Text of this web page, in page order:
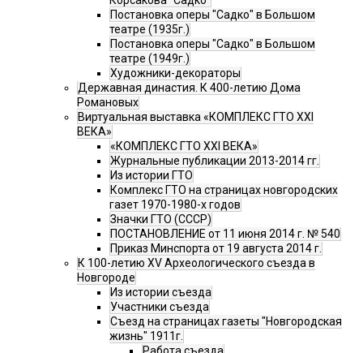
Постановка оперы "Садко" в Большом
театре (1935г.)
Постановка оперы "Садко" в Большом
театре (1949г.)
Художники-декораторы
Державная династия. К 400-летию Дома
Романовых
Виртуальная выставка «КОМПЛЕКС ГТО XXI
ВЕКА»
«КОМПЛЕКС ГТО XXI ВЕКА»
Журнальные публикации 2013-2014 гг.
Из истории ГТО
Комплекс ГТО на страницах новгородских
газет 1970-1980-х годов
Значки ГТО (СССР)
ПОСТАНОВЛЕНИЕ от 11 июня 2014 г. № 540
Приказ Минспорта от 19 августа 2014 г.
К 100-летию XV Археологического съезда в
Новгороде
Из истории съезда
Участники съезда
Cъезд на страницах газеты "Новгородская
жизнь" 1911г.